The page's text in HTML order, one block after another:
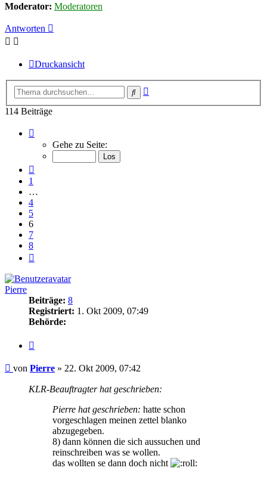
Moderator: Moderatoren
Antworten
Druckansicht
Suche
114 Beiträge
von
Gehe zu Seite:
1
…
4
5
6
7
8
Pierre
Beiträge: 8
Registriert: 1. Okt 2009, 07:49
Behörde:
Beitrag
von Pierre » 22. Okt 2009, 07:42
KLR-Beauftragter hat geschrieben:
Pierre hat geschrieben: hatte schon
vorgeschlagen meinen zettel blanko
abzugegeben.
8) dann können die sich aussuchen und
reinschreiben was se wollen.
das wollten se dann doch nicht